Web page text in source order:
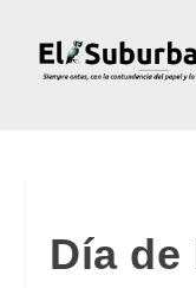
Día de